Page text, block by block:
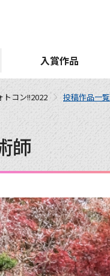
入賞作品
トコン!!2022 投稿作品一覧
師